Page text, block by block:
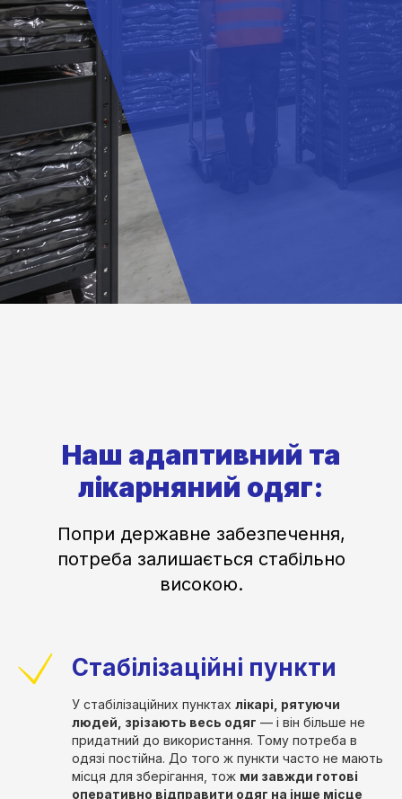
Наш адаптивний та
лікарняний одяг:
Попри державне забезпечення,
потреба залишається стабільно
високою.
Стабілізаційні пункти
У стабілізаційних пунктах лікарі, рятуючи
людей, зрізають весь одяг — і він більше не
придатний до використання. Тому потреба в
одязі постійна. До того ж пункти часто не мають
місця для зберігання, тож ми завжди готові
оперативно відправити одяг на інше місце